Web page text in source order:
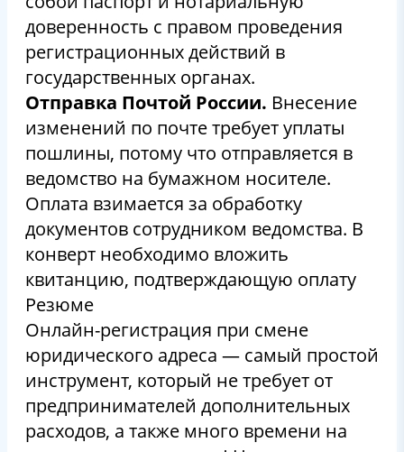
доверенность с правом проведения
регистрационных действий в
государственных органах.
Отправка Почтой России. Внесение
изменений по почте требует уплаты
пошлины, потому что отправляется в
ведомство на бумажном носителе.
Оплата взимается за обработку
документов сотрудником ведомства. В
конверт необходимо вложить
квитанцию, подтверждающую оплату
Резюме
Онлайн-регистрация при смене
юридического адреса — самый простой
инструмент, который не требует от
предпринимателей дополнительных
расходов, а также много времени на